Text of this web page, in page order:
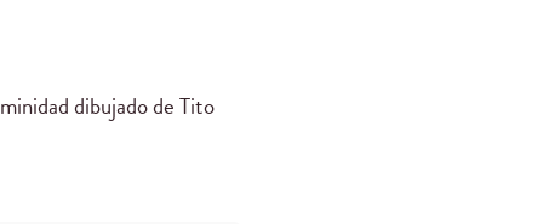
dibujado de Tito